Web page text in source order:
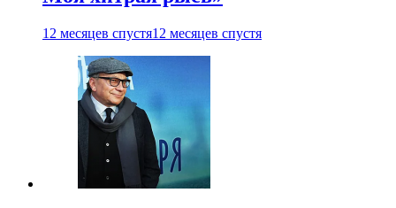
12 месяцев спустя12 месяцев спустя